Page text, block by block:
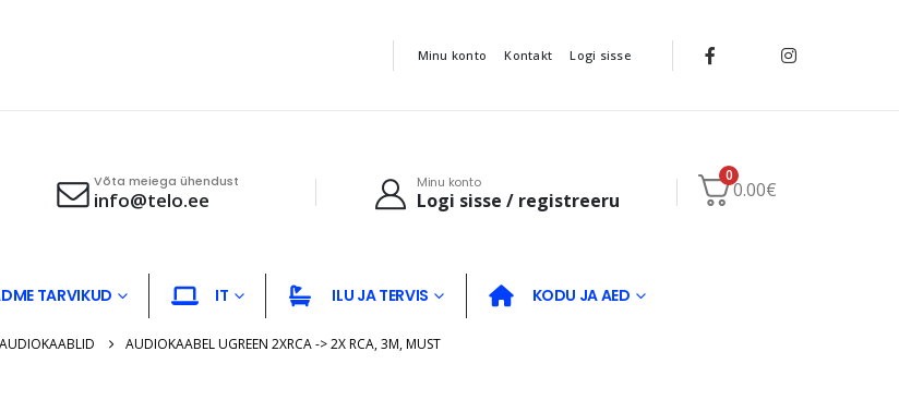
Minu konto Kontakt Logi sisse
Võta meiega ühendust
info@telo.ee
Minu konto
Logi sisse / registreeru
0
0.00€
TARVIKUD IT ILU JA TERVIS KODU JA AED
AUDIOKAABLID AUDIOKAABEL UGREEN 2XRCA -> 2X RCA, 3M, MUST